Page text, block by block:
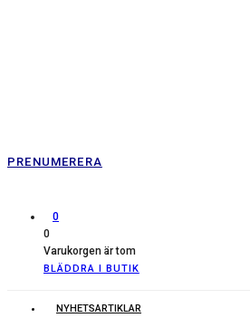
PRENUMERERA
0
0
Varukorgen är tom
BLÄDDRA I BUTIK
NYHETSARTIKLAR